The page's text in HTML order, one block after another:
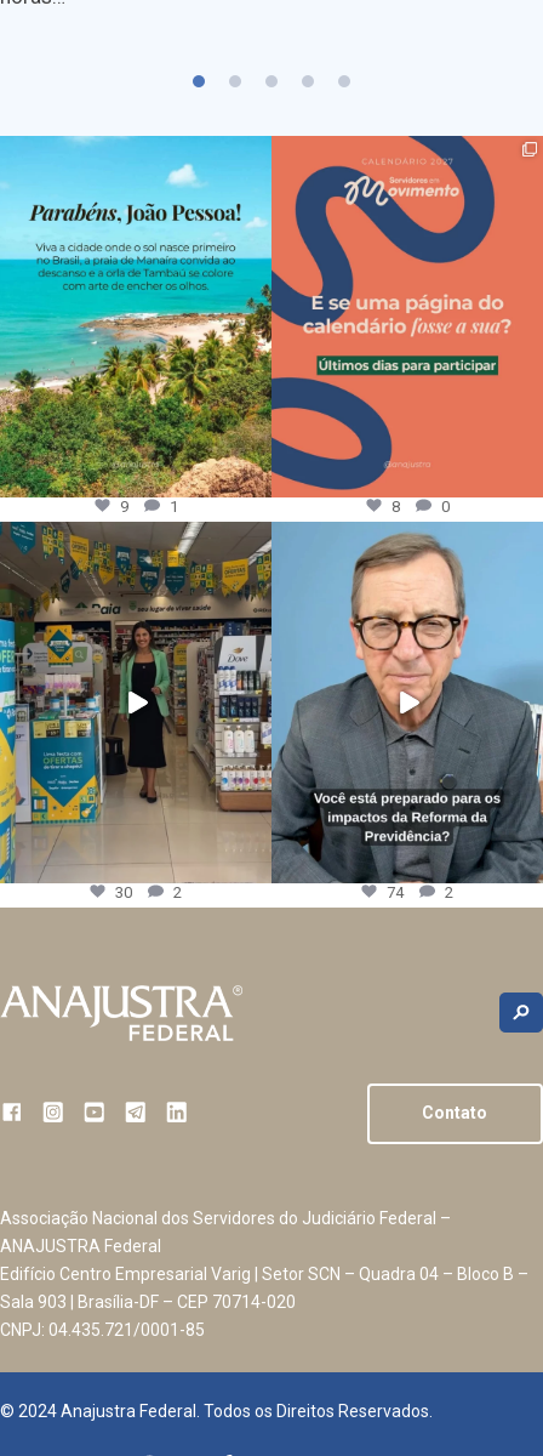
9 1 8 0
30 2 74 2
Contato
Associação Nacional dos Servidores do Judiciário Federal –
ANAJUSTRA Federal
Edifício Centro Empresarial Varig | Setor SCN – Quadra 04 – Bloco B –
Sala 903 | Brasília-DF – CEP 70714-020
CNPJ: 04.435.721/0001-85
© 2024 Anajustra Federal. Todos os Direitos Reservados.